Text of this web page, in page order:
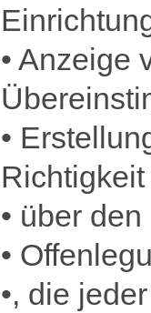
• Anzeige
•
Richtigkeit
• über
•
•, die